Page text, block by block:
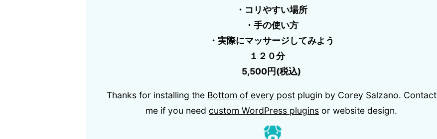
・コリやすい場所
・手の使い方
・実際にマッサージしてみよう
１２０分
5,500円(税込)
Thanks for installing the Bottom of every postplugin by Corey Salzano. Contact
me if you need custom WordPress plugins or website design.